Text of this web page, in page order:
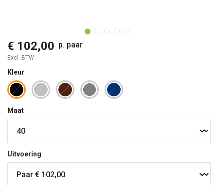
€ 102,00 p. paar
Excl. BTW
Kleur
Maat
Uitvoering